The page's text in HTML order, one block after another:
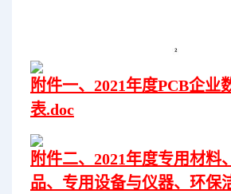
附件一、2021年度PCB企业
表.doc
附件二、2021年度专用材料
品、专用设备与仪器、环保